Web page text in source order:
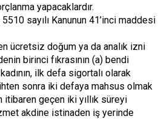
yapacaklardır.
sayılı Kanunun 41’inci maddesi
ücretsiz doğum ya da analık izni
birinci fıkrasının (a) bendi
ilk defa sigortalı olarak
sonra iki defaya mahsus olmak
geçen iki yıllık süreyi
akdine istinaden iş yerinde